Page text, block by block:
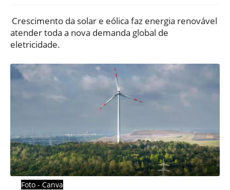
Crescimento da solar e eólica faz energia renovável
atender toda a nova demanda global de
eletricidade.
Foto - Canva